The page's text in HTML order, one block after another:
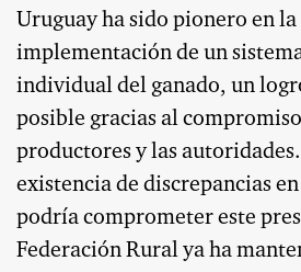
Uruguay ha sido pionero en
implementación de un
individual del ganado, un
posible gracias al
productores y las
existencia de discrepancias
podría comprometer este
Federación Rural ya ha